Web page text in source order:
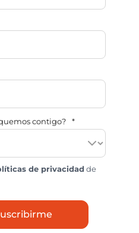
contigo? *
de privacidad de